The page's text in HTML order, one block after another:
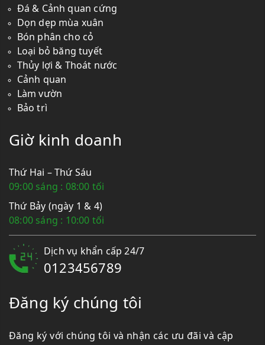
Đá & Cảnh quan cứng
Dọn dẹp mùa xuân
Bón phân cho cỏ
Loại bỏ băng tuyết
Thủy lợi & Thoát nước
Cảnh quan
Làm vườn
Bảo trì
Giờ kinh doanh
Thứ Hai – Thứ Sáu
09:00 sáng : 08:00 tối
Thứ Bảy (ngày 1 & 4)
08:00 sáng : 10:00 tối
Dịch vụ khẩn cấp 24/7
0123456789
Đăng ký chúng tôi
Đăng ký với chúng tôi và nhận các ưu đãi và cập